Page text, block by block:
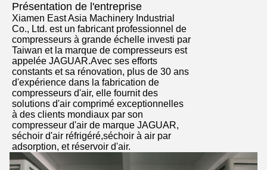
Présentation de l'entreprise
Xiamen East Asia Machinery Industrial
Co., Ltd. est un fabricant professionnel de
compresseurs à grande échelle investi par
Taiwan et la marque de compresseurs est
appelée JAGUAR.Avec ses efforts
constants et sa rénovation, plus de 30 ans
d'expérience dans la fabrication de
compresseurs d'air, elle fournit des
solutions d'air comprimé exceptionnelles
à des clients mondiaux par son
compresseur d'air de marque JAGUAR,
séchoir d'air réfrigéré,séchoir à air par
adsorption, et réservoir d'air.